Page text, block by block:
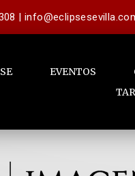
|
EVENTOS